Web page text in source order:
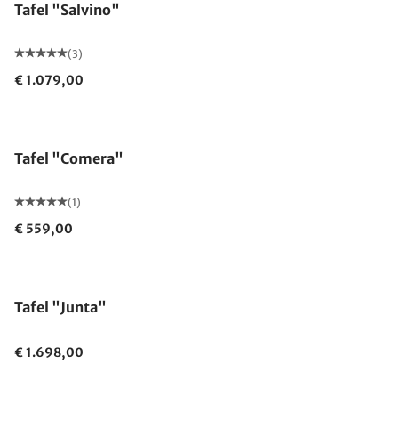
Tafel "Salvino"
(3)
€ 1.079,00
Tafel "Comera"
(1)
€ 559,00
Tafel "Junta"
€ 1.698,00